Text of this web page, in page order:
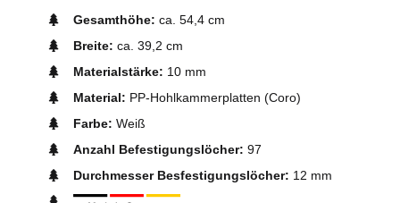
Gesamthöhe: ca. 54,4 cm
Breite: ca. 39,2 cm
Materialstärke: 10 mm
Material: PP-Hohlkammerplatten (Coro)
Farbe: Weiß
Anzahl Befestigungslöcher: 97
Durchmesser Besfestigungslöcher: 12 mm